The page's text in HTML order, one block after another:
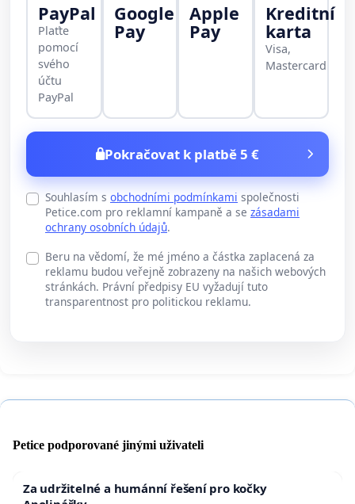
PayPal
Plaťte
pomocí
svého
účtu
PayPal
Google
Pay
Apple
Pay
Kreditní
karta
Visa,
Mastercard
Pokračovat k platbě 5 €
Souhlasím s obchodními podmínkami společnosti
Petice.com pro reklamní kampaně a se zásadami
ochrany osobních údajů.
Beru na vědomí, že mé jméno a částka zaplacená za
reklamu budou veřejně zobrazeny na našich webových
stránkách. Právní předpisy EU vyžadují tuto
transparentnost pro politickou reklamu.
Petice podporované jinými uživateli
Za udržitelné a humánní řešení pro kočky